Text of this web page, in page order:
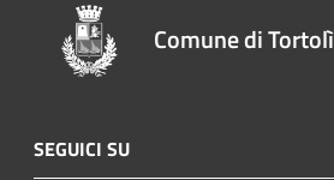
Comune di Tortolì
SEGUICI SU